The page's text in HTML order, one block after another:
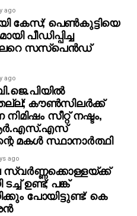
ago
കേസ്; പെൺകുട്ടിയെ
പീഡിപ്പിച്ച
സസ്പെൻഡ്
ago
കൗണ്‍സിലര്‍ക്ക്
സീറ്റ് നഷ്ടം,
മകള്‍ സ്ഥാനാര്‍ത്ഥി
ago
സ്വര്‍ണ്ണക്കൊള്ളയ്ക്ക്
ഉണ്ട്; പങ്ക്
പോയിട്ടുണ്ട്: കെ